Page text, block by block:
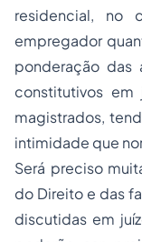
residencial, no
empregador
ponderação das
constitutivos
magistrados,
intimidade que
Será preciso
do Direito e das
discutidas em